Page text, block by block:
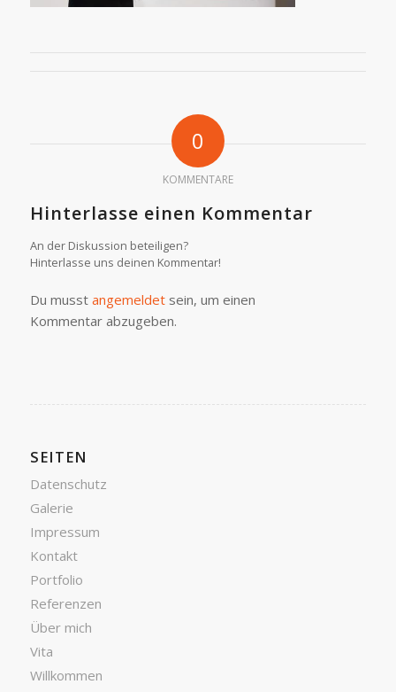
0
KOMMENTARE
Hinterlasse einen Kommentar
An der Diskussion beteiligen?
Hinterlasse uns deinen Kommentar!
Du musst angemeldetsein, um einen
Kommentar abzugeben.
SEITEN
Datenschutz
Galerie
Impressum
Kontakt
Portfolio
Referenzen
Über mich
Vita
Willkommen